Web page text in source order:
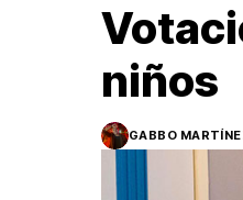
niños
GABBO